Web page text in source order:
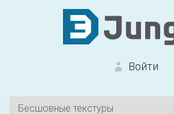
Войти
Вход на сайт